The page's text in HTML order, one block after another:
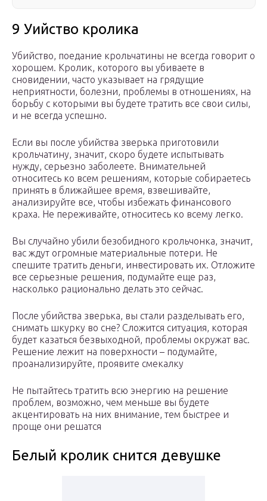
9 Уийство кролика
Убийство, поедание крольчатины не всегда говорит о
хорошем. Кролик, которого вы убиваете в
сновидении, часто указывает на грядущие
неприятности, болезни, проблемы в отношениях, на
борьбу с которыми вы будете тратить все свои силы,
и не всегда успешно.
Если вы после убийства зверька приготовили
крольчатину, значит, скоро будете испытывать
нужду, серьезно заболеете. Внимательней
относитесь ко всем решениям, которые собираетесь
принять в ближайшее время, взвешивайте,
анализируйте все, чтобы избежать финансового
краха. Не переживайте, относитесь ко всему легко.
Вы случайно убили безобидного крольчонка, значит,
вас ждут огромные материальные потери. Не
спешите тратить деньги, инвестировать их. Отложите
все серьезные решения, подумайте еще раз,
насколько рационально делать это сейчас.
После убийства зверька, вы стали разделывать его,
снимать шкурку во сне? Сложится ситуация, которая
будет казаться безвыходной, проблемы окружат вас.
Решение лежит на поверхности – подумайте,
проанализируйте, проявите смекалку
Не пытайтесь тратить всю энергию на решение
проблем, возможно, чем меньше вы будете
акцентировать на них внимание, тем быстрее и
проще они решатся
Белый кролик снится девушке